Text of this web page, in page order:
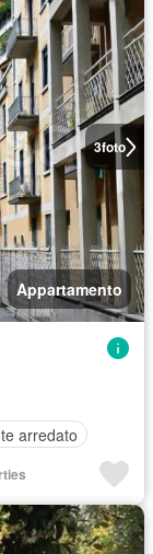
3foto
Appartamento
arredato